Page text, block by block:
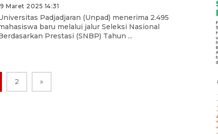
Maret 2025 14:31
Padjadjaran (Unpad) menerima 2.495
baru melalui jalur Seleksi Nasional
Prestasi (SNBP) Tahun ...
2 »